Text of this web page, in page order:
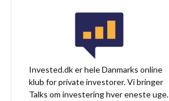
Invested.dk er hele Danmarks online
klub for private investorer. Vi bringer
Talks om investering hver eneste uge.